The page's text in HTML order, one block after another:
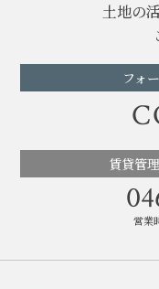
土地の
フォ
賃貸管
営業